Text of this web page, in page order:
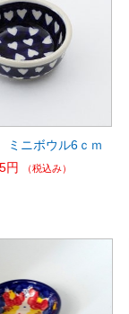
ニボウル6ｃｍ
円
（税込み）